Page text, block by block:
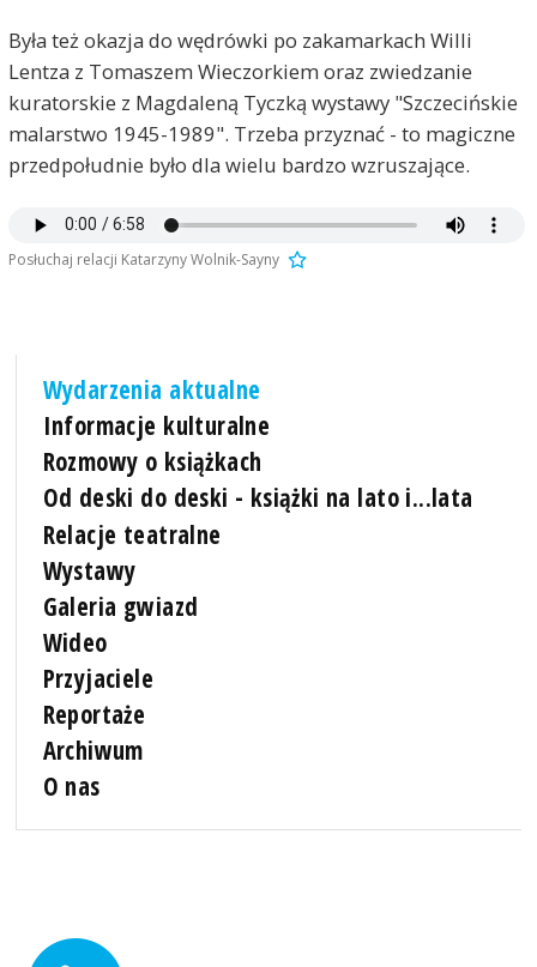
Była też okazja do wędrówki po zakamarkach Willi
Lentza z Tomaszem Wieczorkiem oraz zwiedzanie
kuratorskie z Magdaleną Tyczką wystawy "Szczecińskie
malarstwo 1945-1989". Trzeba przyznać - to magiczne
przedpołudnie było dla wielu bardzo wzruszające.
Posłuchaj relacji Katarzyny Wolnik-Sayny
Wydarzenia aktualne
Informacje kulturalne
Rozmowy o książkach
Od deski do deski - książki na lato i...lata
Relacje teatralne
Wystawy
Galeria gwiazd
Wideo
Przyjaciele
Reportaże
Archiwum
O nas